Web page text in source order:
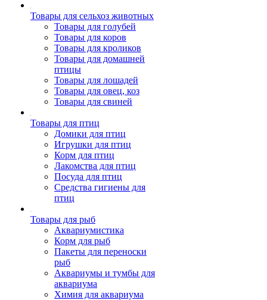
Товары для сельхоз животных
Товары для голубей
Товары для коров
Товары для кроликов
Товары для домашней
птицы
Товары для лошадей
Товары для овец, коз
Товары для свиней
Товары для птиц
Домики для птиц
Игрушки для птиц
Корм для птиц
Лакомства для птиц
Посуда для птиц
Средства гигиены для
птиц
Товары для рыб
Аквариумистика
Корм для рыб
Пакеты для переноски
рыб
Аквариумы и тумбы для
аквариума
Химия для аквариума